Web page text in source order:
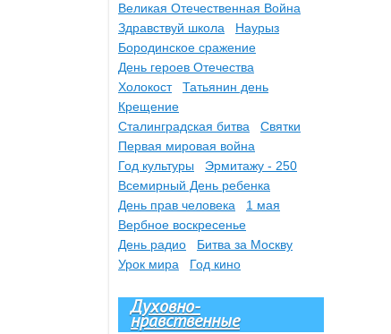
Великая Отечественная Война
Здравствуй школа
Наурыз
Бородинское сражение
День героев Отечества
Холокост
Татьянин день
Крещение
Сталинградская битва
Святки
Первая мировая война
Год культуры
Эрмитажу - 250
Всемирный День ребенка
День прав человека
1 мая
Вербное воскресенье
День радио
Битва за Москву
Урок мира
Год кино
Духовно-
нравственные